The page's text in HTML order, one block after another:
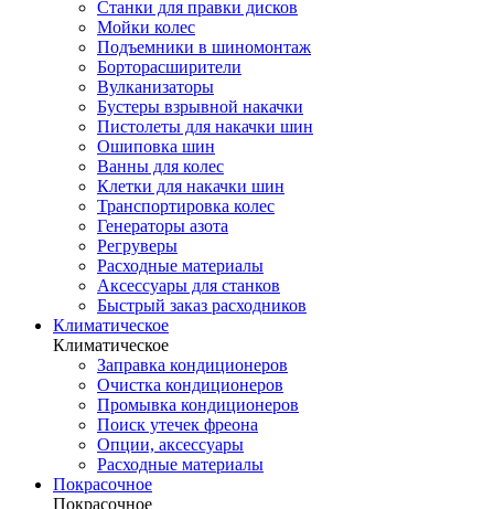
Станки для правки дисков
Мойки колес
Подъемники в шиномонтаж
Борторасширители
Вулканизаторы
Бустеры взрывной накачки
Пистолеты для накачки шин
Ошиповка шин
Ванны для колес
Клетки для накачки шин
Транспортировка колес
Генераторы азота
Регруверы
Расходные материалы
Аксессуары для станков
Быстрый заказ расходников
Климатическое
Климатическое
Заправка кондиционеров
Очистка кондиционеров
Промывка кондиционеров
Поиск утечек фреона
Опции, аксессуары
Расходные материалы
Покрасочное
Покрасочное